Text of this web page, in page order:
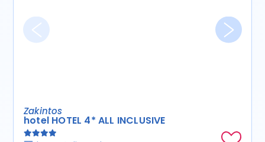
Zakintos
hotel HOTEL 4* ALL INCLUSIVE